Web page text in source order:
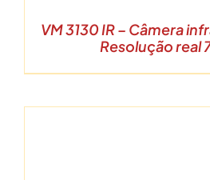
VM 3130 IR – Câmera
Resolução real